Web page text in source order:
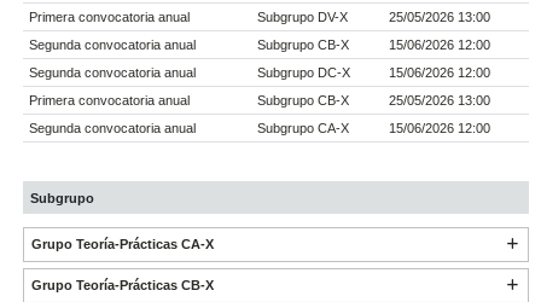
Primera convocatoria anual
Subgrupo DV-X
25/05/2026 13:00
Segunda convocatoria anual
Subgrupo CB-X
15/06/2026 12:00
Segunda convocatoria anual
Subgrupo DC-X
15/06/2026 12:00
Primera convocatoria anual
Subgrupo CB-X
25/05/2026 13:00
Segunda convocatoria anual
Subgrupo CA-X 15/06/2026 12:00
Subgrupo
Grupo Teoría-Prácticas CA-X
Grupo Teoría-Prácticas CB-X